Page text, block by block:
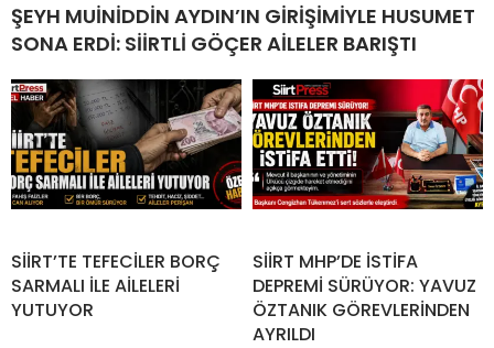
ŞEYH MUİNİDDİN AYDIN’IN GİRİŞİMİYLE HUSUMET
SONA ERDİ: SİİRTLİ GÖÇER AİLELER BARIŞTI
SİİRT’TE TEFECİLER BORÇ
SARMALI İLE AİLELERİ
YUTUYOR
SİİRT MHP’DE İSTİFA
DEPREMİ SÜRÜYOR: YAVUZ
ÖZTANIK GÖREVLERİNDEN
AYRILDI